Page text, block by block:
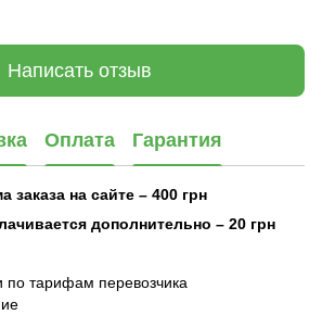
Написать отзыв
Оплата Гарантия
заказа на сайте – 400 грн
дополнительно – 20 грн
по тарифам перевозчика